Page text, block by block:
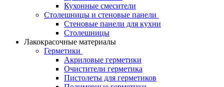
Кухонные смесители
Столешницы и стеновые панели
Стеновые панели для кухни
Столешницы
Лакокрасочные материалы
Герметики
Акриловые герметики
Очистители герметика
Пистолеты для герметиков